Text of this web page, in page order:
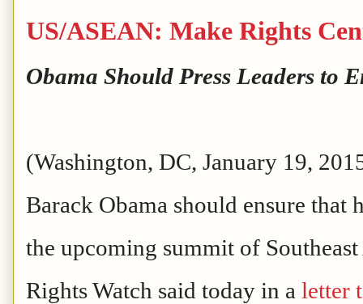
US/ASEAN: Make Rights
Obama Should Press Leaders to
(Washington, DC, January 19,
Barack Obama should ensure that
the upcoming summit of
Rights Watch said today in a letter